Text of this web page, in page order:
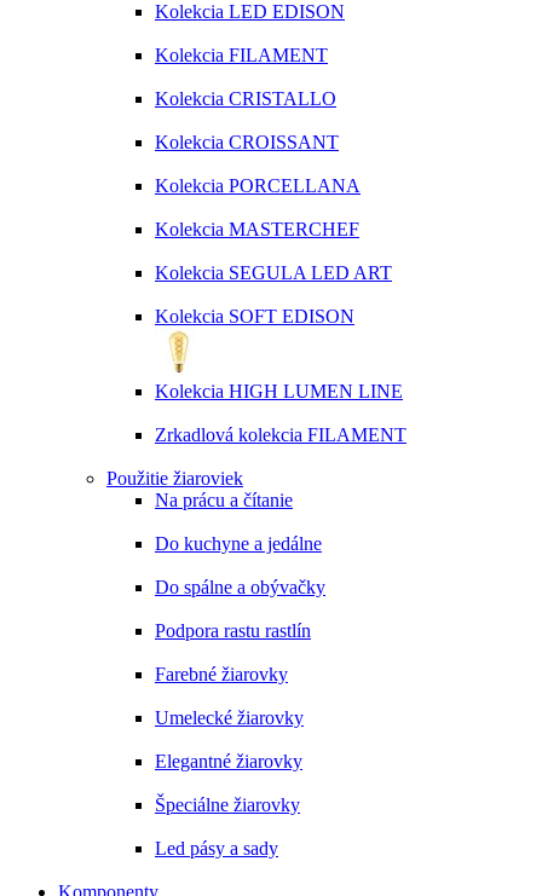
Kolekcia LED EDISON
Kolekcia FILAMENT
Kolekcia CRISTALLO
Kolekcia CROISSANT
Kolekcia PORCELLANA
Kolekcia MASTERCHEF
Kolekcia SEGULA LED ART
Kolekcia SOFT EDISON
Kolekcia HIGH LUMEN LINE
Zrkadlová kolekcia FILAMENT
Použitie žiaroviek
Na prácu a čítanie
Do kuchyne a jedálne
Do spálne a obývačky
Podpora rastu rastlín
Farebné žiarovky
Umelecké žiarovky
Elegantné žiarovky
Špeciálne žiarovky
Led pásy a sady
Komponenty